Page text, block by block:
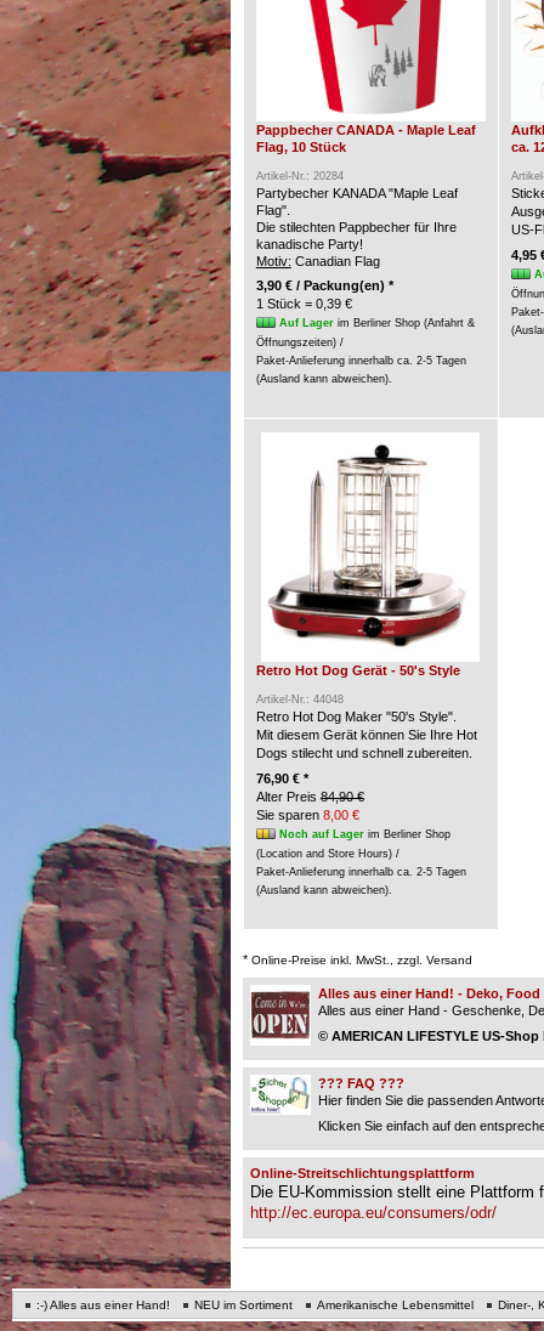
Pappbecher CANADA - Maple Leaf
Flag, 10 Stück
Artikel-Nr.: 20284
Partybecher KANADA "Maple Leaf
Flag".
Die stilechten Pappbecher für Ihre
kanadische Party!
Motiv: Canadian Flag
3,90 € / Packung(en) *
1 Stück = 0,39 €
Auf Lagerim Berliner Shop (Anfahrt &
Öffnungszeiten) /
Paket-Anlieferung innerhalb ca. 2-5 Tagen
(Ausland kann abweichen).
ca.
US-
4,95
Retro Hot Dog Gerät - 50's Style
Artikel-Nr.: 44048
Retro Hot Dog Maker "50's Style".
Mit diesem Gerät können Sie Ihre Hot
Dogs stilecht und schnell zubereiten.
76,90 € *
Alter Preis 84,90 €
Sie sparen 8,00 €
Noch auf Lagerim Berliner Shop
(Location and Store Hours) /
Paket-Anlieferung innerhalb ca. 2-5 Tagen
(Ausland kann abweichen).
* Online-Preise inkl. MwSt., zzgl. Versand
Alles aus einer Hand! - Deko, Food
Alles aus einer Hand - Geschenke,
© AMERICAN LIFESTYLE US-Shop
??? FAQ ???
Hier finden Sie die passenden
Klicken Sie einfach auf den
Online-Streitschlichtungsplattform
Die EU-Kommission stellt eine
http://ec.europa.eu/consumers/odr/
:-) Alles aus einer Hand! NEU im Sortiment Amerikanische Lebensmittel Diner-,